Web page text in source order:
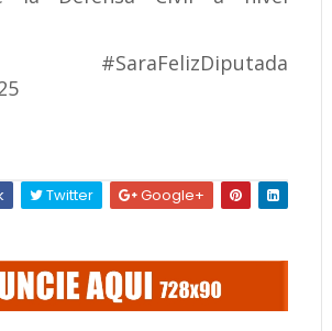
#SaraFelizDiputada
Twitter Google+